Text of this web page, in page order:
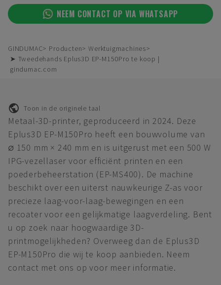
NEEM CONTACT OP VIA WHATSAPP
GINDUMAC Producten
Werktuigmachines
➤ Tweedehands Eplus3D EP-M150Pro te koop |
gindumac.com
Toon in de originele taal
Metaal-3D-printer, geproduceerd in 2024. Deze
Eplus3D EP-M150Pro heeft een bouwvolume van
∅ 150 mm × 240 mm en is uitgerust met een 500 W
IPG-vezellaser voor efficiënt printen en een
poederbeheerstation (EP-MS400). De machine
beschikt over een uiterst nauwkeurige Z-as voor
precieze laag-voor-laag-bewegingen en een
recoater voor een gelijkmatige laagverdeling. Bent
u op zoek naar hoogwaardige 3D-
printmogelijkheden? Overweeg dan de Eplus3D
EP-M150Pro die wij te koop aanbieden. Neem
contact met ons op voor meer informatie.